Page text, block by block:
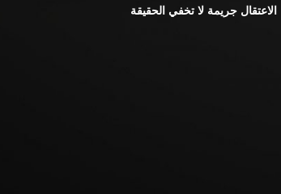
الاعتقال جريمة لا تخفي الحقيقة